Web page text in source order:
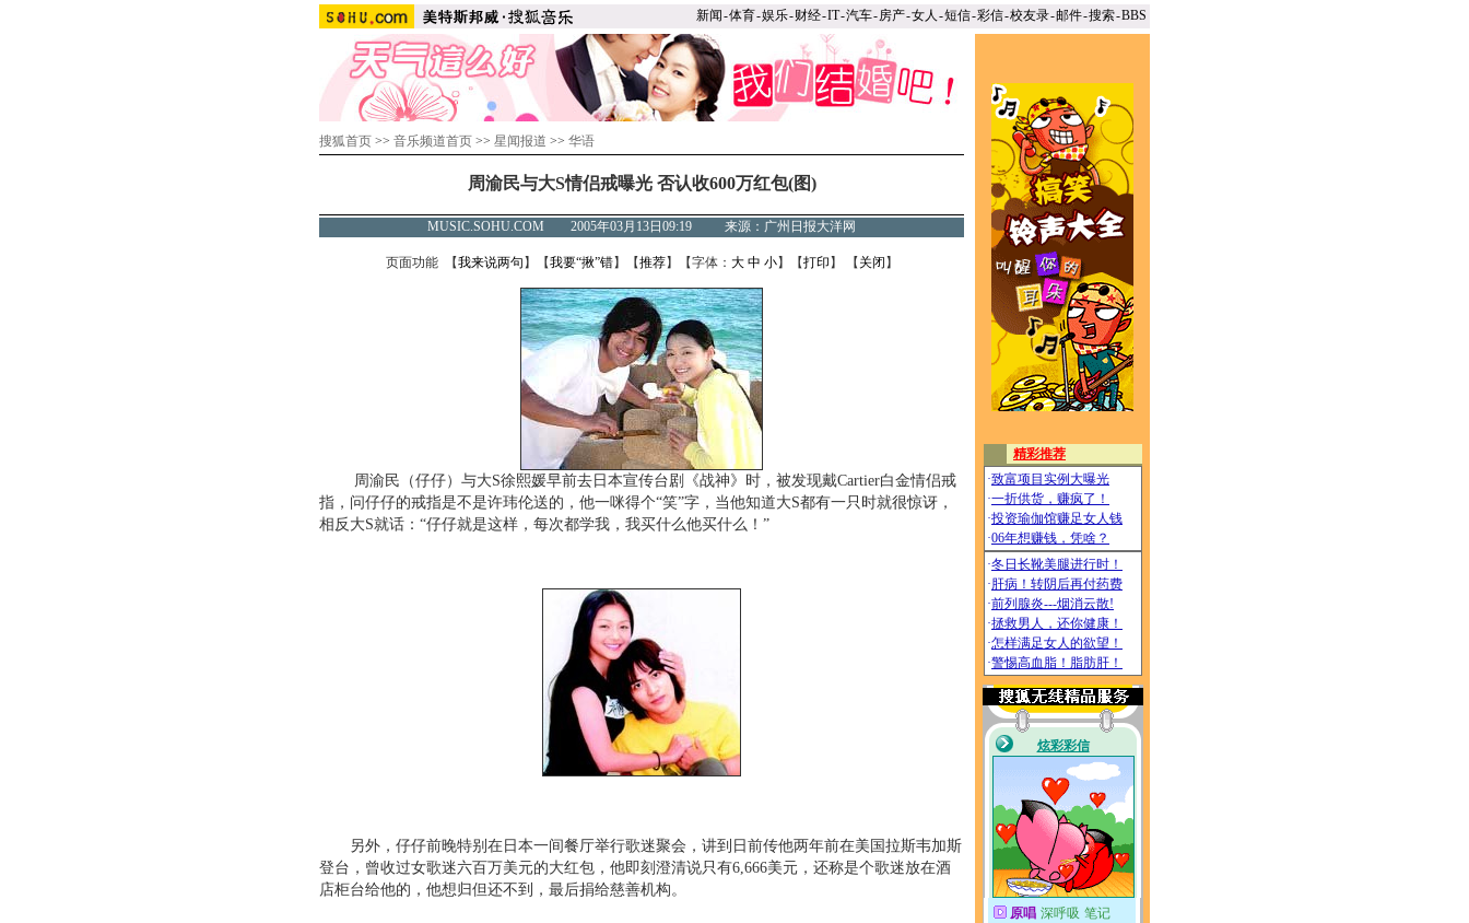
新闻-体育-娱乐-财经-IT-汽车-房产-女人 -短信-彩信-校友录-邮件-搜索-BBS
搜狐首页 >> 音乐频道首页 >> 星闻报道 >> 华语
周渝民与大S情侣戒曝光 否认收600万红包(图)
MUSIC.SOHU.COM 2005年03月13日09:19 来源：广州日报大洋网
页面功能 【我来说两句 】【我要“揪”错】【推荐】【字体： 大 中 小】【打印 】 【 关闭 】
周渝民（仔仔）与大S徐熙媛早前去日本宣传台剧《战神》时，被发现戴Cartier白金情侣戒
指，问仔仔的戒指是不是许玮伦送的，他一咪得个“笑”字，当他知道大S都有一只时就很惊讶，
相反大S就话：“仔仔就是这样，每次都学我，我买什么他买什么！”
另外，仔仔前晚特别在日本一间餐厅举行歌迷聚会，讲到日前传他两年前在美国拉斯韦加斯
登台，曾收过女歌迷六百万美元的大红包，他即刻澄清说只有6,666美元，还称是个歌迷放在酒
店柜台给他的，他想归但还不到，最后捐给慈善机构。